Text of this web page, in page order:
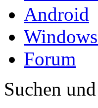
Android
Forum
Suchen